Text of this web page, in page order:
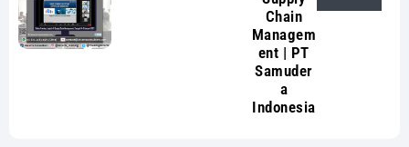
Chain
Managem
ent | PT
Samuder
a
Indonesia